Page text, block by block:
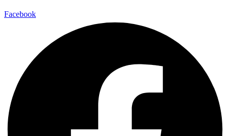
Facebook